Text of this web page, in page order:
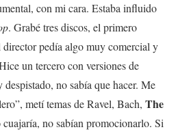
con mi cara. Estaba influido
. Grabé tres discos, el primero
pedía algo muy comercial y
un tercero con versiones de
no sabía que hacer. Me
metí temas de Ravel, Bach, The
no sabían promocionarlo. Si